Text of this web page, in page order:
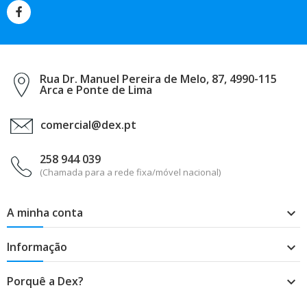
Rua Dr. Manuel Pereira de Melo, 87, 4990-115
Arca e Ponte de Lima
comercial@dex.pt
258 944 039
(Chamada para a rede fixa/móvel nacional)
A minha conta 
Informação 
Porquê a Dex? 